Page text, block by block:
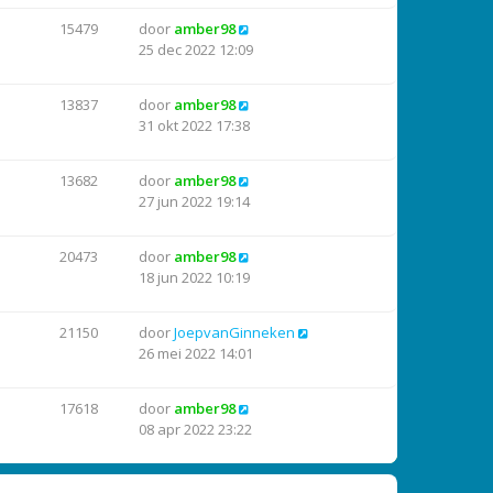
15479 door amber98
25 dec 2022 12:09
13837 door amber98
31 okt 2022 17:38
13682 door amber98
27 jun 2022 19:14
20473 door amber98
18 jun 2022 10:19
21150 doorJoepvanGinneken
26 mei 2022 14:01
17618 door amber98
08 apr 2022 23:22